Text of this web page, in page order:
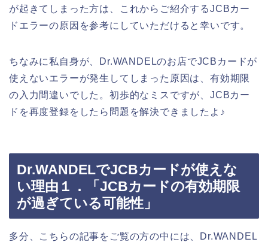
が起きてしまった方は、これからご紹介するJCBカー
ドエラーの原因を参考にしていただけると幸いです。
ちなみに私自身が、Dr.WANDELのお店でJCBカードが
使えないエラーが発生してしまった原因は、有効期限
の入力間違いでした。初歩的なミスですが、JCBカー
ドを再度登録をしたら問題を解決できましたよ♪
Dr.WANDELでJCBカードが使えな
い理由１．「JCBカードの有効期限
が過ぎている可能性」
多分、こちらの記事をご覧の方の中には、Dr.WANDEL